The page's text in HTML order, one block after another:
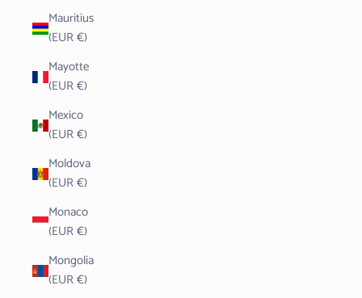
Mauritius
(EUR €)
Mayotte
(EUR €)
Mexico
(EUR €)
Moldova
(EUR €)
Monaco
(EUR €)
Mongolia
(EUR €)